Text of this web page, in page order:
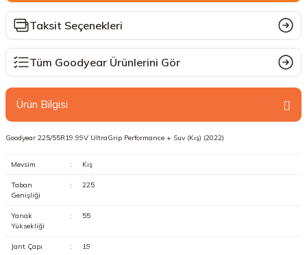
Taksit Seçenekleri
Tüm Goodyear Ürünlerini Gör
Ürün Bilgisi
Goodyear 225/55R19 99V UltraGrip Performance + Suv (Kış) (2022)
Mevsim : Kış
Taban
Genişliği
: 225
Yanak
Yüksekliği
: 55
Jant Çapı : 19